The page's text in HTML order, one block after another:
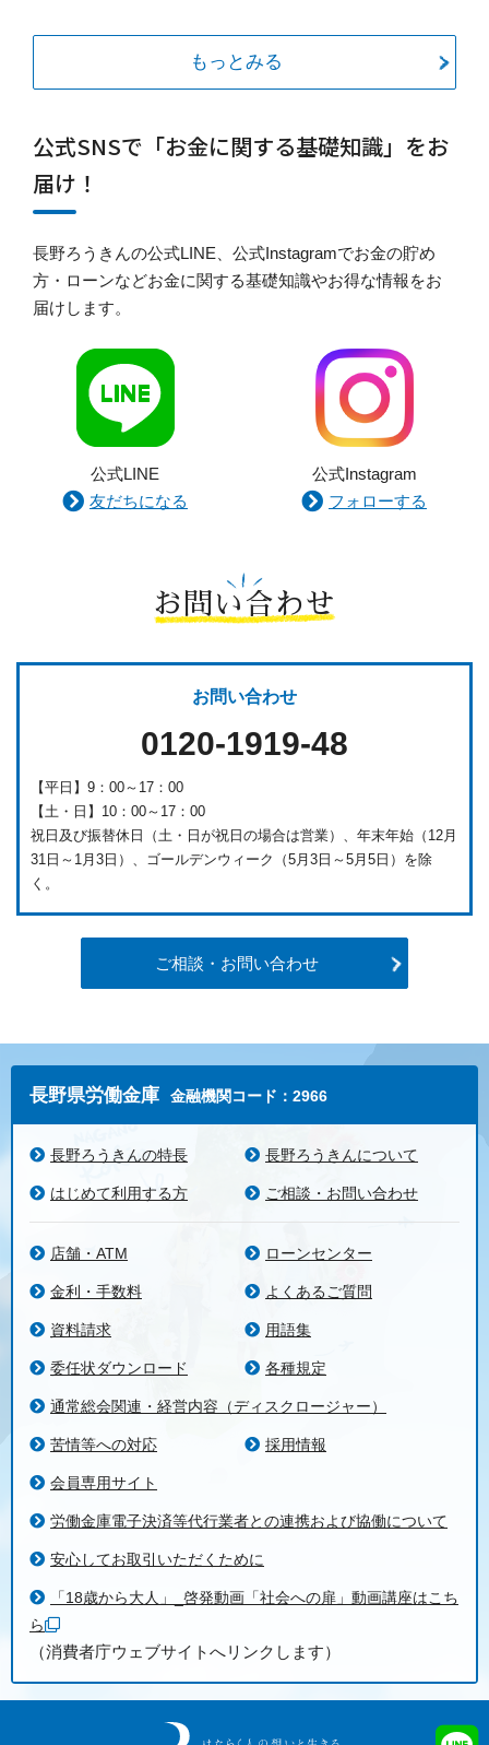
もっとみる
公式SNSで「お金に関する基礎知識」をお
届け！
長野ろうきんの公式LINE、公式Instagramでお金の貯め
方・ローンなどお金に関する基礎知識やお得な情報をお
届けします。
公式LINE
友だちになる
公式Instagram
フォローする
お問い合わせ
お問い合わせ
0120-1919-48
【平日】9：00～17：00
【土・日】10：00～17：00
祝日及び振替休日（土・日が祝日の場合は営業）、年末年始（12月
31日～1月3日）、ゴールデンウィーク（5月3日～5月5日）を除
く。
ご相談・お問い合わせ
長野県労働金庫 金融機関コード：2966
長野ろうきんの特長 長野ろうきんについて
はじめて利用する方 ご相談・お問い合わせ
店舗・ATM ローンセンター
金利・手数料 よくあるご質問
資料請求 用語集
委任状ダウンロード 各種規定
通常総会関連・経営内容（ディスクロージャー）
苦情等への対応 採用情報
会員専用サイト
労働金庫電子決済等代行業者との連携および協働について
安心してお取引いただくために
「18歳から大人」_啓発動画「社会への扉」動画講座はこち
ら
（消費者庁ウェブサイトへリンクします）